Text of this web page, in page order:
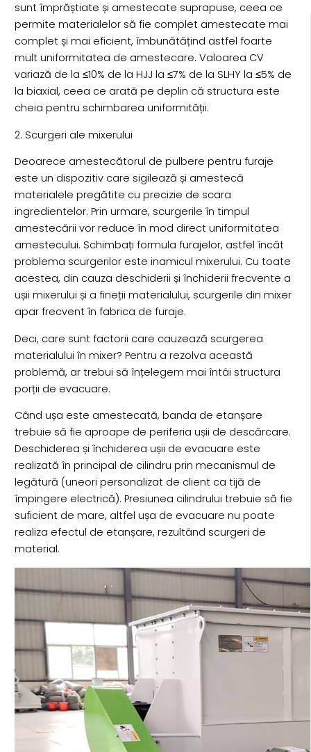
sunt împrăștiate și amestecate suprapuse, ceea ce
permite materialelor să fie complet amestecate mai
complet și mai eficient, îmbunătățind astfel foarte
mult uniformitatea de amestecare. Valoarea CV
variază de la ≤10% de la HJJ la ≤7% de la SLHY la ≤5% de
la biaxial, ceea ce arată pe deplin că structura este
cheia pentru schimbarea uniformității.
2. Scurgeri ale mixerului
Deoarece amestecătorul de pulbere pentru furaje
este un dispozitiv care sigilează și amestecă
materialele pregătite cu precizie de scara
ingredientelor. Prin urmare, scurgerile în timpul
amestecării vor reduce în mod direct uniformitatea
amestecului. Schimbați formula furajelor, astfel încât
problema scurgerilor este inamicul mixerului. Cu toate
acestea, din cauza deschiderii și închiderii frecvente a
ușii mixerului și a fineții materialului, scurgerile din mixer
apar frecvent în fabrica de furaje.
Deci, care sunt factorii care cauzează scurgerea
materialului în mixer? Pentru a rezolva această
problemă, ar trebui să înțelegem mai întâi structura
porții de evacuare.
Când ușa este amestecată, banda de etanșare
trebuie să fie aproape de periferia ușii de descărcare.
Deschiderea și închiderea ușii de evacuare este
realizată în principal de cilindru prin mecanismul de
legătură (uneori personalizat de client ca tijă de
împingere electrică). Presiunea cilindrului trebuie să fie
suficient de mare, altfel ușa de evacuare nu poate
realiza efectul de etanșare, rezultând scurgeri de
material.